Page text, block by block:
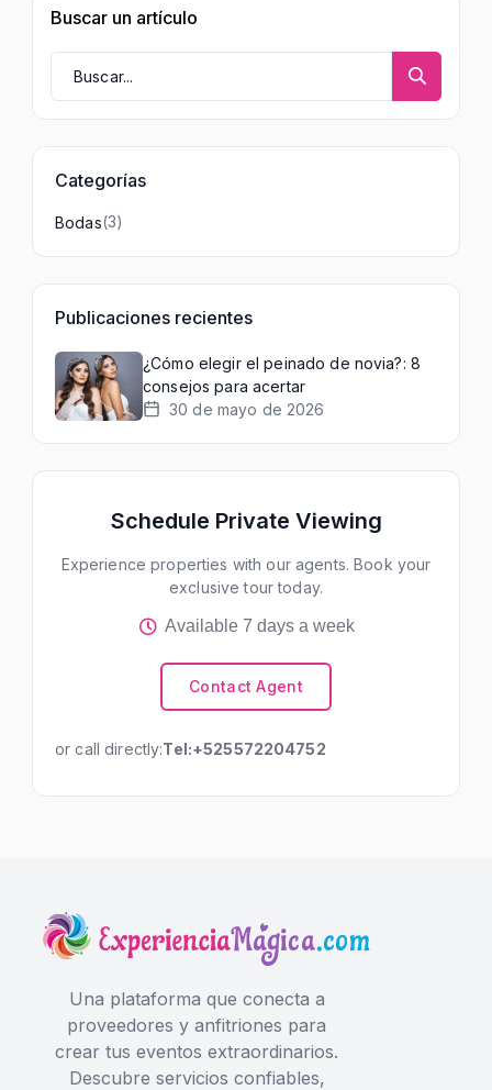
Buscar un artículo
Categorías
Bodas(3)
Publicaciones recientes
¿Cómo elegir el peinado de novia?: 8
consejos para acertar
30 de mayo de 2026
Schedule Private Viewing
Experience properties with our agents. Book your
exclusive tour today.
Available 7 days a week
Contact Agent
or call directly:Tel:+525572204752
Una plataforma que conecta a
proveedores y anfitriones para
crear tus eventos extraordinarios.
Descubre servicios confiables,